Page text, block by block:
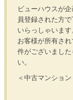
ビューハウスが
員登録された方
いらっしゃいます
お客様が所有さ
件がございまし
い。
＜中古マンション